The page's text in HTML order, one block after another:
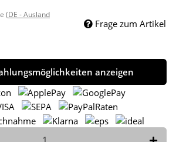
(DE - Ausland
Frage zum Artikel
anzeigen